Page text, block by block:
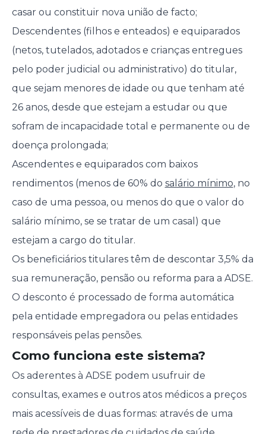
casar ou constituir nova união de facto;
Descendentes (filhos e enteados) e equiparados
(netos, tutelados, adotados e crianças entregues
pelo poder judicial ou administrativo) do titular,
que sejam menores de idade ou que tenham até
26 anos, desde que estejam a estudar ou que
sofram de incapacidade total e permanente ou de
doença prolongada;
Ascendentes e equiparados com baixos
rendimentos (menos de 60% do salário mínimo, no
caso de uma pessoa, ou menos do que o valor do
salário mínimo, se se tratar de um casal) que
estejam a cargo do titular.
Os beneficiários titulares têm de descontar 3,5% da
sua remuneração, pensão ou reforma para a ADSE.
O desconto é processado de forma automática
pela entidade empregadora ou pelas entidades
responsáveis pelas pensões.
Como funciona este sistema?
Os aderentes à ADSE podem usufruir de
consultas, exames e outros atos médicos a preços
mais acessíveis de duas formas: através de uma